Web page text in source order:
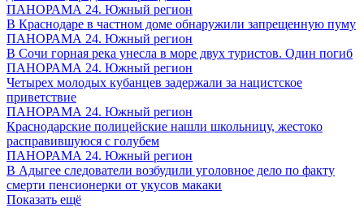
ПАНОРАМА 24. Южный регион
В Краснодаре в частном доме обнаружили запрещенную пуму
ПАНОРАМА 24. Южный регион
В Сочи горная река унесла в море двух туристов. Один погиб
ПАНОРАМА 24. Южный регион
Четырех молодых кубанцев задержали за нацистское
приветствие
ПАНОРАМА 24. Южный регион
Краснодарские полицейские нашли школьницу, жестоко
расправившуюся с голубем
ПАНОРАМА 24. Южный регион
В Адыгее следователи возбудили уголовное дело по факту
смерти пенсионерки от укусов макаки
Показать ещё